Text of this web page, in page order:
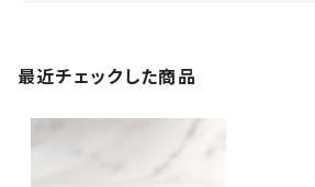
最近チェックした商品